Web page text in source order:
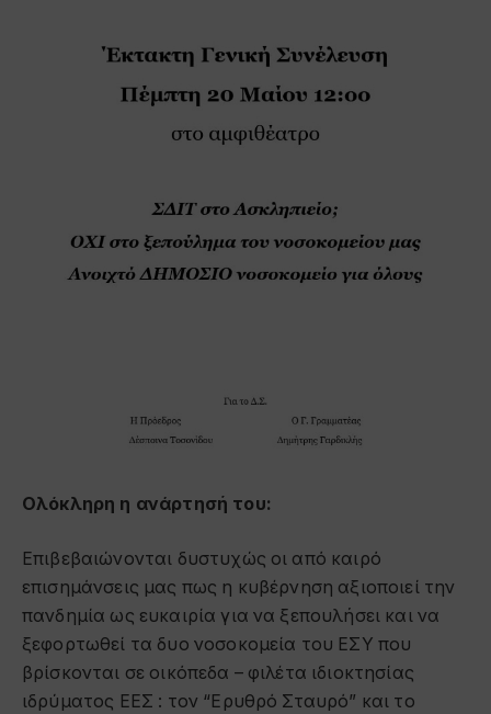
Ολόκληρη η ανάρτησή του:
Επιβεβαιώνονται δυστυχώς οι από καιρό
επισημάνσεις μας πως η κυβέρνηση αξιοποιεί την
πανδημία ως ευκαιρία για να ξεπουλήσει και να
ξεφορτωθεί τα δυο νοσοκομεία του ΕΣΥ που
βρίσκονται σε οικόπεδα – φιλέτα ιδιοκτησίας
ιδρύματος ΕΕΣ : τον “Ερυθρό Σταυρό” και το